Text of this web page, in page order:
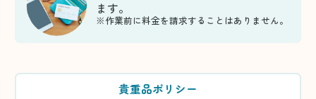
ます。
※作業前に料金を請求することはありません。
貴重品ポリシー